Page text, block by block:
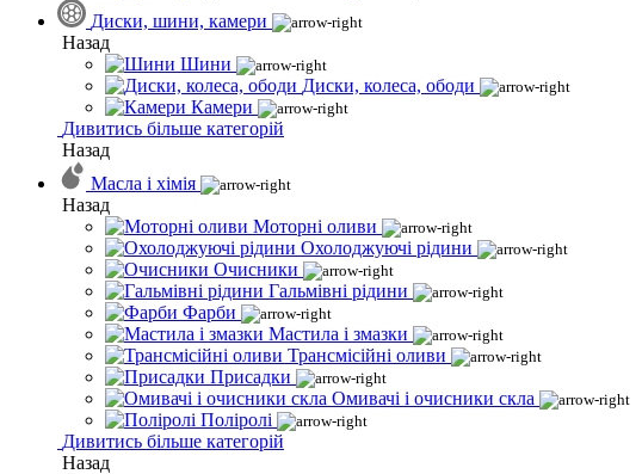
Диски, шини, камери
Назад
Шини
Диски, колеса, ободи
Камери
Дивитись більше категорій
Назад
Масла і хімія
Назад
Моторні оливи
Охолоджуючі рідини
Очисники
Гальмівні рідини
Фарби
Мастила і змазки
Трансмісійні оливи
Присадки
Омивачі і очисники скла
Поліролі
Дивитись більше категорій
Назад